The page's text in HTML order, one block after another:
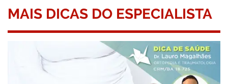
MAIS DICAS DO ESPECIALISTA